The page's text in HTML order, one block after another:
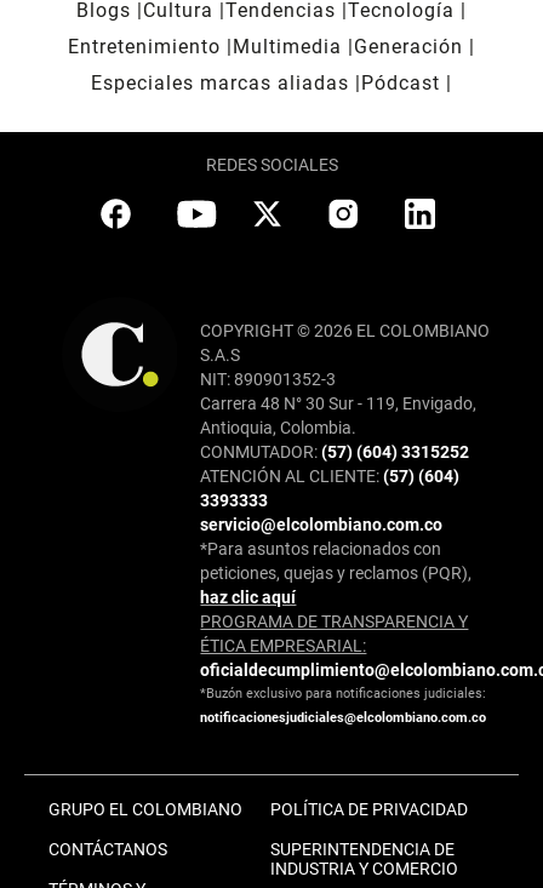
Blogs
Cultura Tendencias Tecnología
Entretenimiento
Multimedia
Generación
Especiales marcas aliadas
Pódcast
REDES SOCIALES
COPYRIGHT © 2026 EL COLOMBIANO
S.A.S
NIT: 890901352-3
Carrera 48 N° 30 Sur - 119, Envigado,
Antioquia, Colombia.
CONMUTADOR:(57) (604) 3315252
ATENCIÓN AL CLIENTE:(57) (604)
3393333
servicio@elcolombiano.com.co
*Para asuntos relacionados con
peticiones, quejas y reclamos (PQR),
haz clic aquí
PROGRAMA DE TRANSPARENCIA Y
ÉTICA EMPRESARIAL:
*Buzón exclusivo para notificaciones judiciales:
notificacionesjudiciales@elcolombiano.com.co
GRUPO EL COLOMBIANO
CONTÁCTANOS
POLÍTICA DE PRIVACIDAD
SUPERINTENDENCIA DE
INDUSTRIA Y COMERCIO